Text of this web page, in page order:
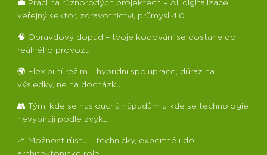
💼 Práci na různorodých projektech – AI, digitalizace,
veřejný sektor, zdravotnictví, průmysl 4.0
🧠 Opravdový dopad – tvoje kódování se dostane do
reálného provozu
🌍 Flexibilní režim – hybridní spolupráce, důraz na
výsledky, ne na docházku
👥 Tým, kde se naslouchá nápadům a kde se technologie
nevybírají podle zvyku
📈 Možnost růstu – technicky, expertně i do